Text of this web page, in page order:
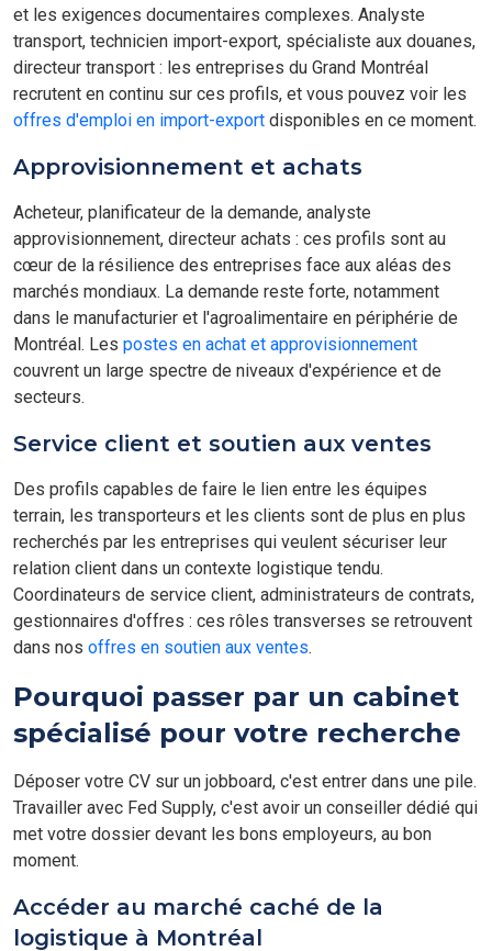
et les exigences documentaires complexes. Analyste
transport, technicien import-export, spécialiste aux douanes,
directeur transport : les entreprises du Grand Montréal
recrutent en continu sur ces profils, et vous pouvez voir les
offres d'emploi en import-export disponibles en ce moment.
Approvisionnement et achats
Acheteur, planificateur de la demande, analyste
approvisionnement, directeur achats : ces profils sont au
cœur de la résilience des entreprises face aux aléas des
marchés mondiaux. La demande reste forte, notamment
dans le manufacturier et l'agroalimentaire en périphérie de
Montréal. Les postes en achat et approvisionnement
couvrent un large spectre de niveaux d'expérience et de
secteurs.
Service client et soutien aux ventes
Des profils capables de faire le lien entre les équipes
terrain, les transporteurs et les clients sont de plus en plus
recherchés par les entreprises qui veulent sécuriser leur
relation client dans un contexte logistique tendu.
Coordinateurs de service client, administrateurs de contrats,
gestionnaires d'offres : ces rôles transverses se retrouvent
dans nos offres en soutien aux ventes.
Pourquoi passer par un cabinet
spécialisé pour votre recherche
Déposer votre CV sur un jobboard, c'est entrer dans une pile.
Travailler avec Fed Supply, c'est avoir un conseiller dédié qui
met votre dossier devant les bons employeurs, au bon
moment.
Accéder au marché caché de la
logistique à Montréal